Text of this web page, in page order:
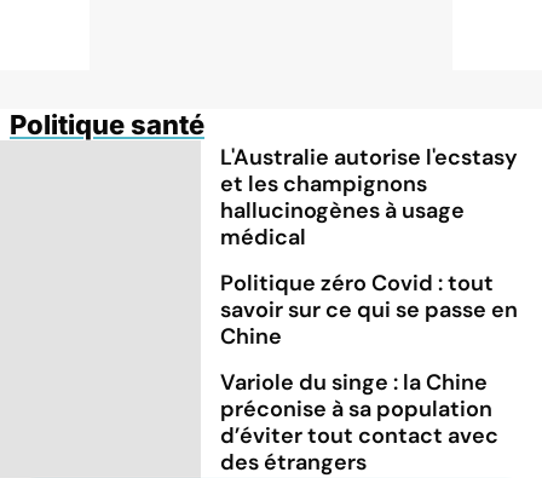
Politique santé
L'Australie autorise l'ecstasy
et les champignons
hallucinogènes à usage
médical
Politique zéro Covid : tout
savoir sur ce qui se passe en
Chine
Variole du singe : la Chine
préconise à sa population
d’éviter tout contact avec
des étrangers